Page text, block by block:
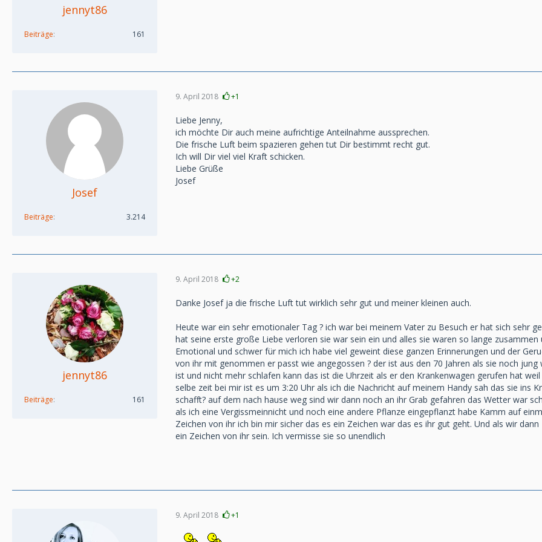
jennyt86
Beiträge 161
Josef
Beiträge 3.214
9. April 2018 +1
Liebe Jenny,
ich möchte Dir auch meine aufrichtige Anteilnahme aussprechen.
Die frische Luft beim spazieren gehen tut Dir bestimmt recht gut.
Ich will Dir viel viel Kraft schicken.
Liebe Grüße
Josef
jennyt86
Beiträge 161
9. April 2018 +2
Danke Josef ja die frische Luft tut wirklich sehr gut und meiner kleinen auch.
Heute war ein sehr emotionaler Tag ? ich war bei meinem Vater zu Besuch er hat sich sehr
hat seine erste große Liebe verloren sie war sein ein und alles sie waren so lange
Emotional und schwer für mich ich habe viel geweint diese ganzen Erinnerungen und der
von ihr mit genommen er passt wie angegossen ? der ist aus den 70 Jahren als sie noch
ist und nicht mehr schlafen kann das ist die Uhrzeit als er den Krankenwagen gerufen hat
selbe zeit bei mir ist es um 3:20 Uhr als ich die Nachricht auf meinem Handy sah das sie ins
schafft? auf dem nach hause weg sind wir dann noch an ihr Grab gefahren das Wetter war
als ich eine Vergissmeinnicht und noch eine andere Pflanze eingepflanzt habe Kamm auf
Zeichen von ihr ich bin mir sicher das es ein Zeichen war das es ihr gut geht. Und als wir
ein Zeichen von ihr sein. Ich vermisse sie so unendlich
9. April 2018 +1